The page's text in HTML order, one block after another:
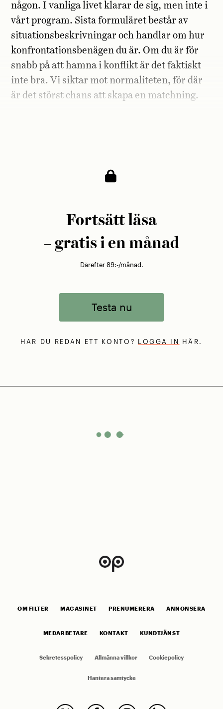
någon. I vanliga livet klarar de sig, men inte i
vårt program. Sista formuläret består av
situationsbeskrivningar och handlar om hur
konfrontationsbenägen du är. Om du är för
snabb på att hamna i konflikt är det faktiskt
inte bra. Vi siktar mot normaliteten, för där
är det störst chans att skapa en matchning.
Fortsätt läsa
– gratis i en månad
Därefter 89:-/månad.
Testa nu
HAR DU REDAN ETT KONTO? LOGGA IN HÄR.
OM FILTER MAGASINET PRENUMERERA ANNONSERA
MEDARBETARE KONTAKT KUNDTJÄNST
Sekretesspolicy Allmänna villkor Cookiepolicy
Hantera samtycke